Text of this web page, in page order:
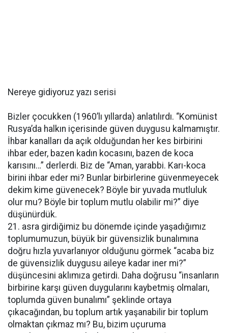
Nereye gidiyoruz yazı serisi
Bizler çocukken (1960’lı yıllarda) anlatılırdı. “Komünist
Rusya’da halkın içerisinde güven duygusu kalmamıştır.
İhbar kanalları da açık olduğundan her kes birbirini
ihbar eder, bazen kadın kocasını, bazen de koca
karısını…” derlerdi. Biz de “Aman, yarabbi. Karı-koca
birini ihbar eder mi? Bunlar birbirlerine güvenmeyecek
dekim kime güvenecek? Böyle bir yuvada mutluluk
olur mu? Böyle bir toplum mutlu olabilir mi?” diye
düşünürdük.
21. asra girdiğimiz bu dönemde içinde yaşadığımız
toplumumuzun, büyük bir güvensizlik bunalımına
doğru hızla yuvarlanıyor olduğunu görmek “acaba biz
de güvensizlik duygusu aileye kadar iner mi?”
düşüncesini aklımıza getirdi. Daha doğrusu “insanların
birbirine karşı güven duygularını kaybetmiş olmaları,
toplumda güven bunalımı” şeklinde ortaya
çıkacağından, bu toplum artık yaşanabilir bir toplum
olmaktan çıkmaz mı? Bu, bizim uçuruma